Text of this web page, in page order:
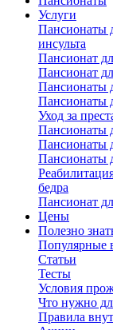
Услуги
Пансионаты
инсульта
Пансионат
Пансионат
Пансионаты
Пансионаты
Уход за
Пансионаты
Пансионаты
Пансионаты
бедра
Пансионат
Цены
Полезно
Популярные
Статьи
Тесты
Условия
Что нужно
Правила